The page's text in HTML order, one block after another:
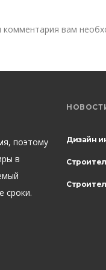
комментария вам
поэтому
в
сроки.
Дизайн